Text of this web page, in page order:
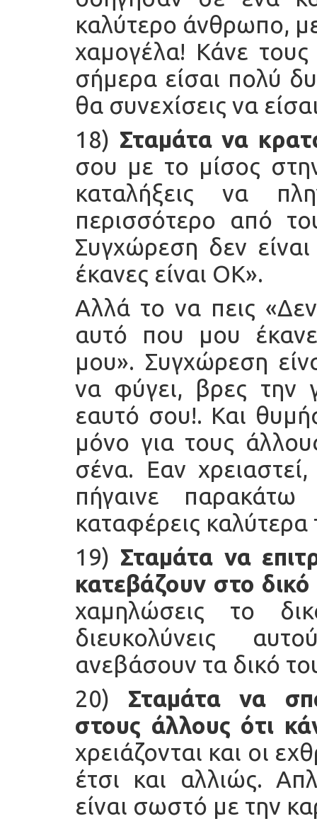
καλύτερο άνθρωπο,
χαμογέλα! Κάνε
σήμερα είσαι πολύ
θα συνεχίσεις να
18) Σταμάτα να
σου με το μίσος
καταλήξεις να
περισσότερο από
Συγχώρεση δεν
έκανες είναι ΟΚ».
Αλλά το να πεις
αυτό που μου
μου». Συγχώρεση
να φύγει, βρες την
εαυτό σου!. Και
μόνο για τους
σένα. Εαν
πήγαινε
καταφέρεις
19) Σταμάτα να
κατεβάζουν στο δικό
χαμηλώσεις το
διευκολύνεις
ανεβάσουν τα δικό
20) Σταμάτα να
στους άλλους ότι
χρειάζονται και οι
έτσι και αλλιώς.
είναι σωστό με την